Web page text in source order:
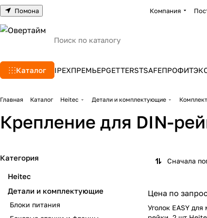
Помона Компания
Каталог IPEXПРЕМЬЕРGETTERSTSAFE
Главная Каталог Heitec Детали и комплектующие
Крепление для DIN-
Сначала
Цена по
Уголок EASY
Категория
Heitec
Детали и комплектующие
Блоки питания